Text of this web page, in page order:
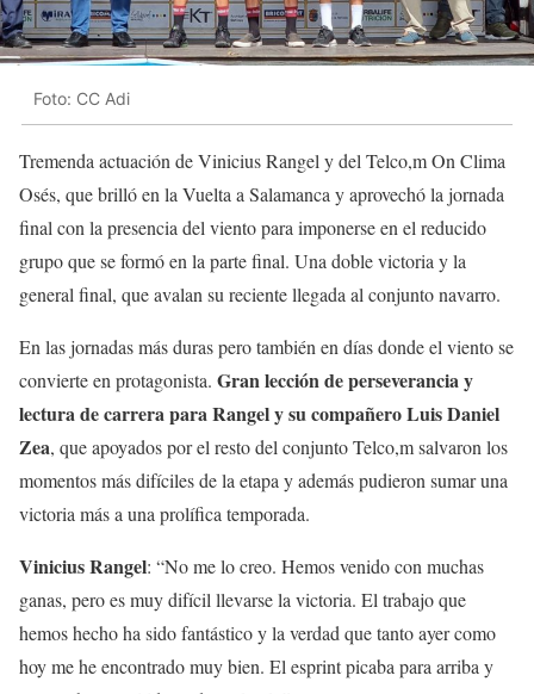
Foto: CC Adi
Tremenda actuación de Vinicius Rangel y del Telco,m On Clima
Osés, que brilló en la Vuelta a Salamanca y aprovechó la jornada
final con la presencia del viento para imponerse en el reducido
grupo que se formó en la parte final. Una doble victoria y la
general final, que avalan su reciente llegada al conjunto navarro.
En las jornadas más duras pero también en días donde el viento se
convierte en protagonista. Gran lección de perseverancia y
lectura de carrera para Rangel y su compañero Luis Daniel
Zea, que apoyados por el resto del conjunto Telco,m salvaron los
momentos más difíciles de la etapa y además pudieron sumar una
victoria más a una prolífica temporada.
Vinicius Rangel: “No me lo creo. Hemos venido con muchas
ganas, pero es muy difícil llevarse la victoria. El trabajo que
hemos hecho ha sido fantástico y la verdad que tanto ayer como
hoy me he encontrado muy bien. El esprint picaba para arriba y